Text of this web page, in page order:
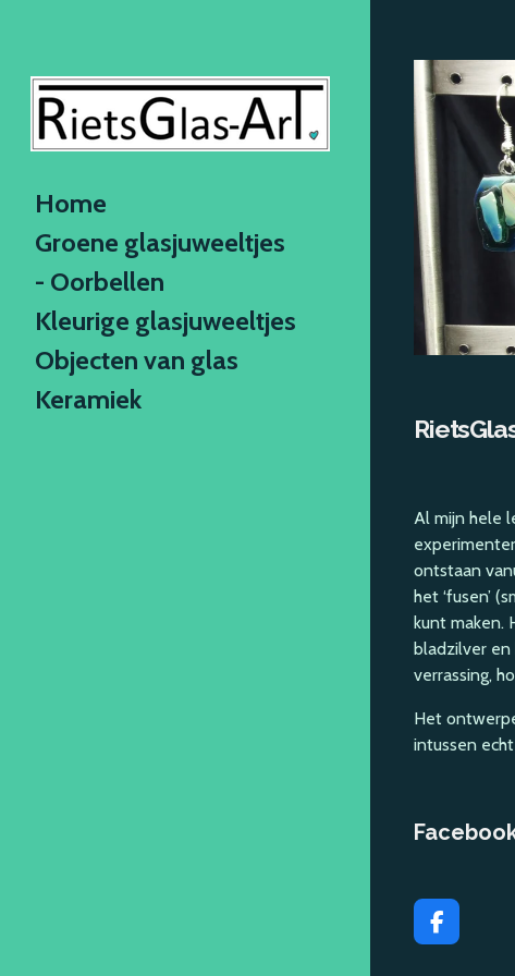
Al mijn hele
ontstaan
het ‘fusen’
kunt maken.
bladzilver
verrassing,
Het
intussen
F
a
Home
Groene glasjuweeltjes
- Oorbellen
Kleurige glasjuweeltjes
Objecten van glas
Keramiek